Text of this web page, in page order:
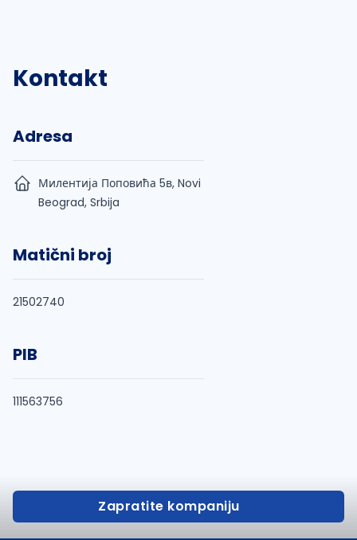
Kontakt
Adresa
Милентија Поповића 5в, Novi
Beograd, Srbija
Matični broj
21502740
PIB
111563756
Zapratite kompaniju